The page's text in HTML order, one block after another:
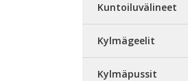
Kuntoiluvälineet
Kylmägeelit
Kylmäpussit